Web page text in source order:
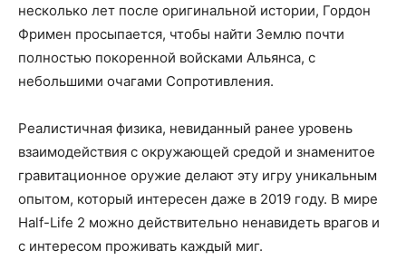
несколько лет после оригинальной истории, Гордон
Фримен просыпается, чтобы найти Землю почти
полностью покоренной войсками Альянса, с
небольшими очагами Сопротивления.
Реалистичная физика, невиданный ранее уровень
взаимодействия с окружающей средой и знаменитое
гравитационное оружие делают эту игру уникальным
опытом, который интересен даже в 2019 году. В мире
Half-Life 2 можно действительно ненавидеть врагов и
с интересом проживать каждый миг.